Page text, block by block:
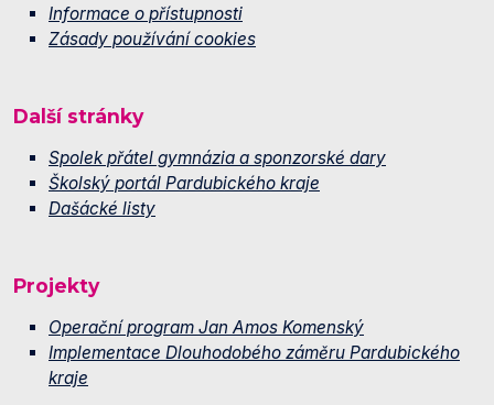
Informace o přístupnosti
Zásady používání cookies
Další stránky
Spolek přátel gymnázia a sponzorské dary
Školský portál Pardubického kraje
Dašácké listy
Projekty
Operační program Jan Amos Komenský
Implementace Dlouhodobého záměru Pardubického
kraje